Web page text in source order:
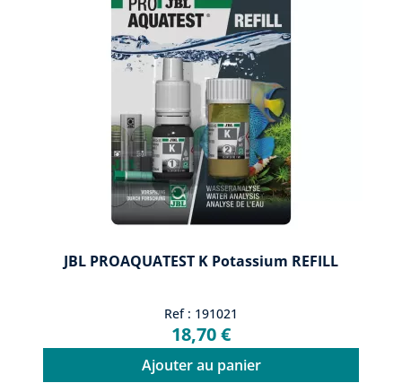
JBL PROAQUATEST K Potassium REFILL
Ref : 191021
18,70 €
Ajouter au panier